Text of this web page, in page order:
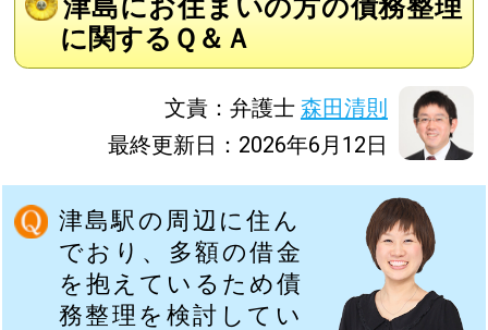
津島にお住まいの方の債務整理
に関するＱ＆Ａ
文責：弁護士 森田清則
最終更新日：2026年6月12日
津島駅の周辺に住ん
でおり、多額の借金
を抱えているため債
務整理を検討してい